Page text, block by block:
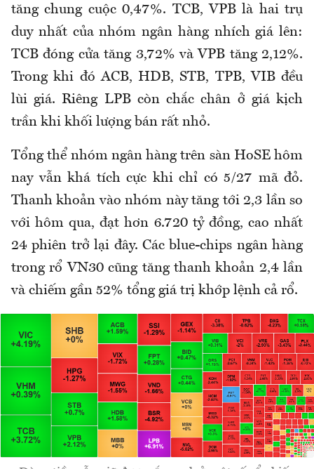
tăng chung cuộc 0,47%. TCB, VPB là hai trụ
duy nhất của nhóm ngân hàng nhích giá lên:
TCB đóng cửa tăng 3,72% và VPB tăng 2,12%.
Trong khi đó ACB, HDB, STB, TPB, VIB đều
lùi giá. Riêng LPB còn chắc chân ở giá kịch
trần khi khối lượng bán rất nhỏ.
Tổng thể nhóm ngân hàng trên sàn HoSE hôm
nay vẫn khá tích cực khi chỉ có 5/27 mã đỏ.
Thanh khoản vào nhóm này tăng tới 2,3 lần so
với hôm qua, đạt hơn 6.720 tỷ đồng, cao nhất
24 phiên trở lại đây. Các blue-chips ngân hàng
trong rổ VN30 cũng tăng thanh khoản 2,4 lần
và chiếm gần 52% tổng giá trị khớp lệnh cả rổ.